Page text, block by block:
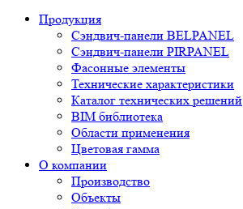
Продукция
Сэндвич-панели BELPANEL
Сэндвич-панели PIRPANEL
Фасонные элементы
Технические характеристики
Каталог технических решений
BIM библиотека
Области применения
Цветовая гамма
О компании
Производство
Объекты